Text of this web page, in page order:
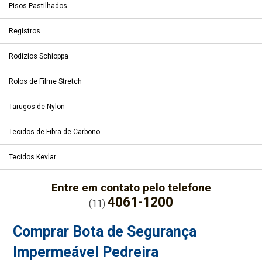
Pisos Pastilhados
Registros
Rodízios Schioppa
Rolos de Filme Stretch
Tarugos de Nylon
Tecidos de Fibra de Carbono
Tecidos Kevlar
Entre em contato pelo telefone
(11) 4061-1200
Comprar Bota de Segurança
Impermeável Pedreira